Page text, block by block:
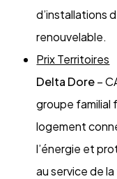
d’installations
renouvelable.
Prix Territoires
Delta Dore–
groupe familial
logement
l’énergie et
au service de